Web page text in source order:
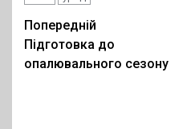
Post
navigation
Попередній
Підготовка до
опалювального сезону